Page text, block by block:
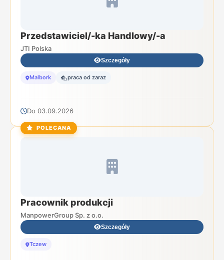
Przedstawiciel/-ka Handlowy/-a
JTI Polska
Szczegóły
Malbork praca od zaraz
Do 03.09.2026
POLECANA
Pracownik produkcji
ManpowerGroup Sp. z o.o.
Szczegóły
Tczew